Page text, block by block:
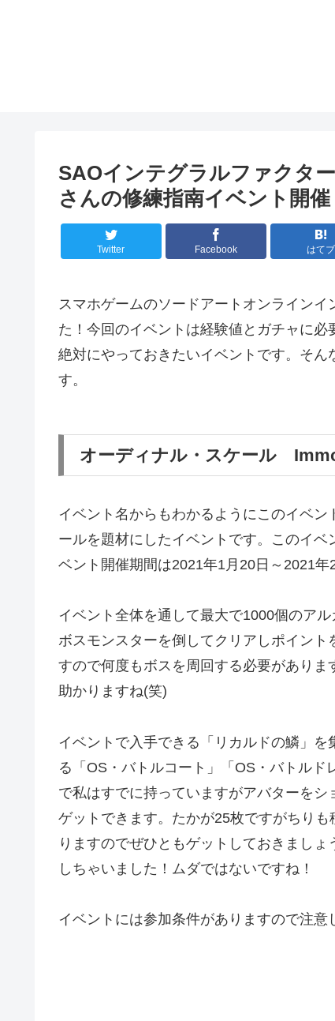
SAOインテグラルファクタ
さんの修練指南イベント開催
Twitter Facebook はてブ
スマホゲームのソードアートオンライン
た！今回のイベントは経験値とガチャに
絶対にやっておきたいイベントです。そ
す。
オーディナル・スケール
イベント名からもわかるようにこのイベ
ールを題材にしたイベントです。このイ
ベント開催期間は2021年1月20日～2021年
イベント全体を通して最大で1000個のア
ボスモンスターを倒してクリアしポイン
すので何度もボスを周回する必要があり
助かりますね(笑)
イベントで入手できる「リカルドの鱗」
る「OS・バトルコート」「OS・バトル
で私はすでに持っていますがアバターを
ゲットできます。たかが25枚ですがちり
りますのでぜひともゲットしておきまし
しちゃいました！ムダではないですね！
イベントには参加条件がありますので注意